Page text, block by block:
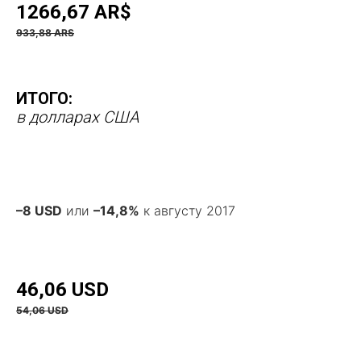
1266,67 AR$
933,88 ARS
ИТОГО:
в долларах США
–8 USD или –14,8% к августу 2017
46,06 USD
54,06 USD